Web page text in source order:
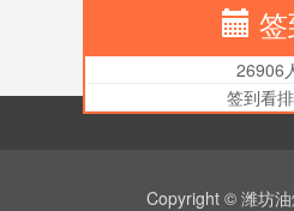
26906
签到看
Copyright © 潍坊